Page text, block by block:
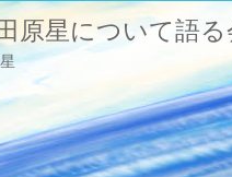
原星について語る